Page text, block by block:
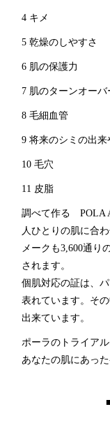
4 キメ
5 乾燥のしやすさ
6 肌の保護力
7 肌のターンオーバ
8 毛細血管
9 将来のシミの出来
10 毛穴
11 皮脂
調べて作る POLA
人ひとりの肌に合
メークも3,600通り
されます。
個肌対応の証は、
表れています。そ
出来ています。
ポーラのトライア
あなたの肌にあっ